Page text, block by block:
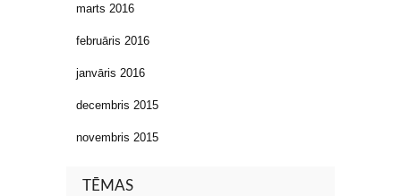
marts 2016
februāris 2016
janvāris 2016
decembris 2015
novembris 2015
TĒMAS